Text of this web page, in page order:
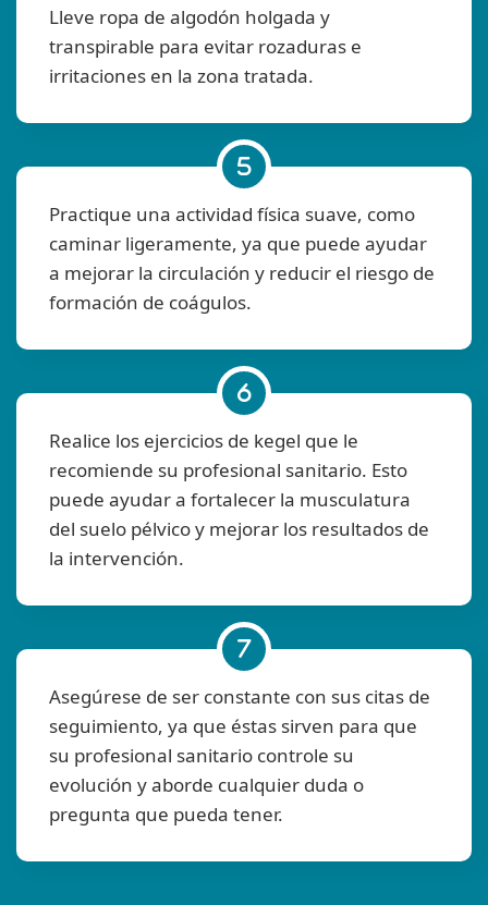
Lleve ropa de algodón holgada y
transpirable para evitar rozaduras e
irritaciones en la zona tratada.
Practique una actividad física suave, como
caminar ligeramente, ya que puede ayudar
a mejorar la circulación y reducir el riesgo de
formación de coágulos.
Realice los ejercicios de kegel que le
recomiende su profesional sanitario. Esto
puede ayudar a fortalecer la musculatura
del suelo pélvico y mejorar los resultados de
la intervención.
Asegúrese de ser constante con sus citas de
seguimiento, ya que éstas sirven para que
su profesional sanitario controle su
evolución y aborde cualquier duda o
pregunta que pueda tener.